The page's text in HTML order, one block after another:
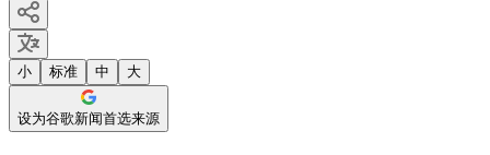
小 标准 中 大
设为谷歌新闻首选来源